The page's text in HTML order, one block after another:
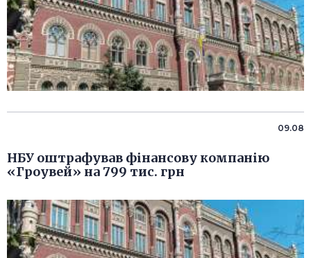
09.08
НБУ оштрафував фінансову компанію
«Гроувей» на 799 тис. грн